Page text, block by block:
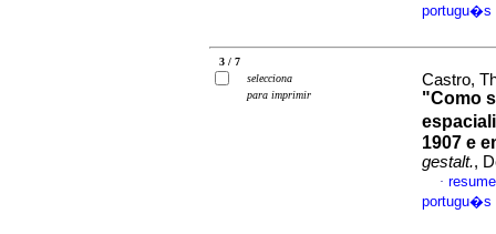
portugu�s
3 / 7
selecciona
para imprimir
Castro,
"Como
1907 e
gestalt.,
·
portugu�s